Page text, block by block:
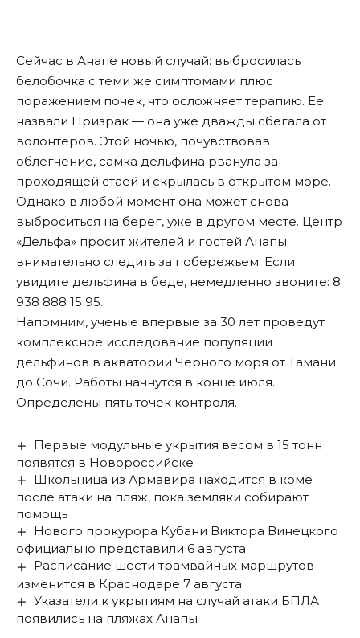
Сейчас в Анапе новый случай: выбросилась
белобочка с теми же симптомами плюс
поражением почек, что осложняет терапию. Ее
назвали Призрак — она уже дважды сбегала от
волонтеров. Этой ночью, почувствовав
облегчение, самка дельфина рванула за
проходящей стаей и скрылась в открытом море.
Однако в любой момент она может снова
выброситься на берег, уже в другом месте. Центр
«Дельфа» просит жителей и гостей Анапы
внимательно следить за побережьем. Если
увидите дельфина в беде, немедленно звоните: 8
938 888 15 95.
Напомним, ученые впервые за 30 лет проведут
комплексное исследование популяции
дельфинов в акватории Черного моря от Тамани
до Сочи. Работы начнутся в конце июля.
Определены пять точек контроля.
Первые модульные укрытия весом в 15 тонн
появятся в Новороссийске
Школьница из Армавира находится в коме
после атаки на пляж, пока земляки собирают
помощь
Нового прокурора Кубани Виктора Винецкого
официально представили 6 августа
Расписание шести трамвайных маршрутов
изменится в Краснодаре 7 августа
Указатели к укрытиям на случай атаки БПЛА
появились на пляжах Анапы